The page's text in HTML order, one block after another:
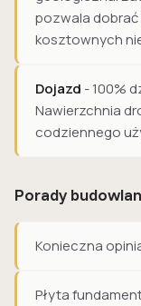
pozwala
kosztownych
Dojazd - 100%
Nawierzchnia
codziennego
Porady
Konieczna
Płyta